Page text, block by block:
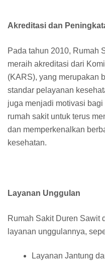
Akreditasi dan
Pada tahun 2010, Rumah
meraih akreditasi dari
(KARS), yang merupakan
standar pelayanan
juga menjadi motivasi
rumah sakit untuk terus
dan memperkenalkan
kesehatan.
Layanan Unggulan
Rumah Sakit Duren Sawit
layanan unggulannya,
Layanan Jantung